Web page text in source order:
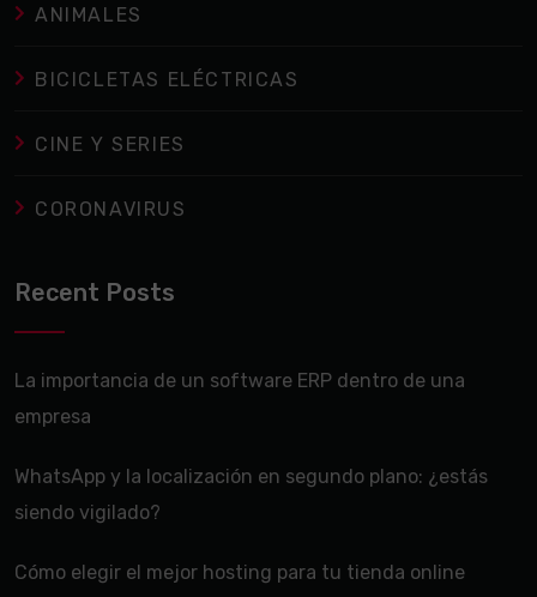
ANIMALES
BICICLETAS ELÉCTRICAS
CINE Y SERIES
CORONAVIRUS
Recent Posts
La importancia de un software ERP dentro de una
empresa
WhatsApp y la localización en segundo plano: ¿estás
siendo vigilado?
Cómo elegir el mejor hosting para tu tienda online